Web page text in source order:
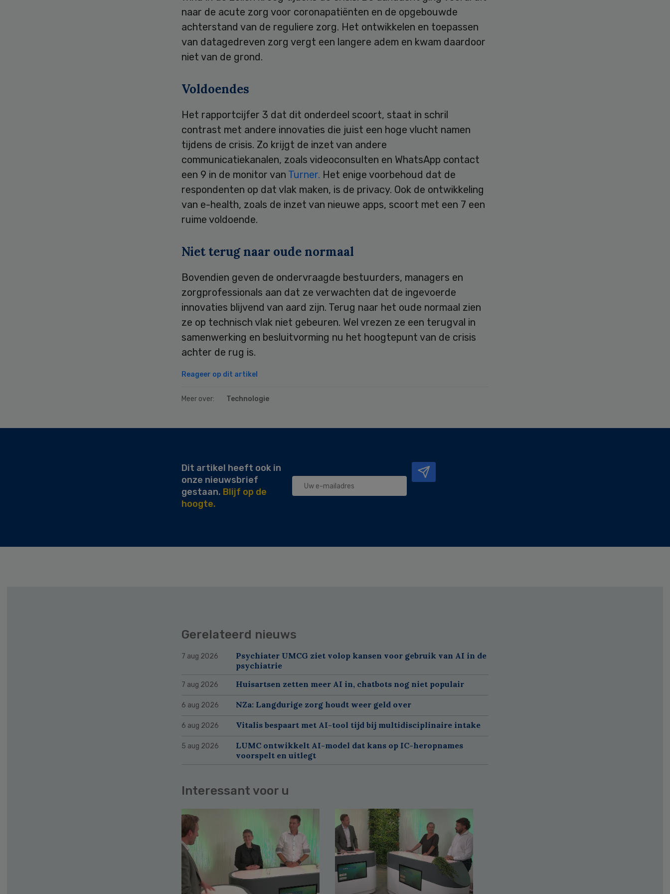
naar de acute zorg voor coronapatiënten en de opgebouwde
achterstand van de reguliere zorg. Het ontwikkelen en toepassen
van datagedreven zorg vergt een langere adem en kwam daardoor
niet van de grond.
Voldoendes
Het rapportcijfer 3 dat dit onderdeel scoort, staat in schril
contrast met andere innovaties die juist een hoge vlucht namen
tijdens de crisis. Zo krijgt de inzet van andere
communicatiekanalen, zoals videoconsulten en WhatsApp contact
een 9 in de monitor van Turner. Het enige voorbehoud dat de
respondenten op dat vlak maken, is de privacy. Ook de ontwikkeling
van e-health, zoals de inzet van nieuwe apps, scoort met een 7 een
ruime voldoende.
Niet terug naar oude normaal
Bovendien geven de ondervraagde bestuurders, managers en
zorgprofessionals aan dat ze verwachten dat de ingevoerde
innovaties blijvend van aard zijn. Terug naar het oude normaal zien
ze op technisch vlak niet gebeuren. Wel vrezen ze een terugval in
samenwerking en besluitvorming nu het hoogtepunt van de crisis
achter de rug is.
Reageer op dit artikel
Meer over: Technologie
Dit artikel heeft ook in
onze nieuwsbrief
gestaan. Blijf op de
hoogte.
Gerelateerd nieuws
7 aug 2026
Psychiater UMCG ziet volop kansen voor gebruik van AI in de
psychiatrie
7 aug 2026 Huisartsen zetten meer AI in, chatbots nog niet populair
6 aug 2026 NZa: Langdurige zorg houdt weer geld over
6 aug 2026 Vitalis bespaart met AI-tool tijd bij multidisciplinaire intake
5 aug 2026
LUMC ontwikkelt AI-model dat kans op IC-heropnames
voorspelt en uitlegt
Interessant voor u